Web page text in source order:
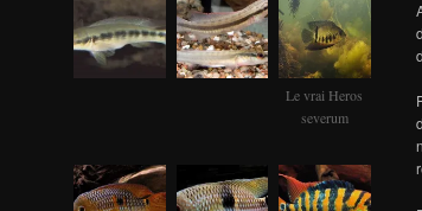
Le vrai Heros
severum